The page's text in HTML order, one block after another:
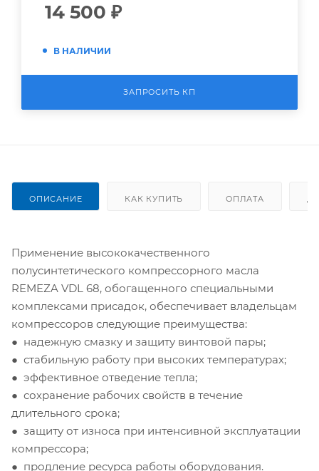
14 500 ₽
В НАЛИЧИИ
ЗАПРОСИТЬ КП
ОПИСАНИЕ КАК КУПИТЬ ОПЛАТА
Применение высококачественного
полусинтетического компрессорного масла
REMEZA VDL 68, обогащенного специальными
комплексами присадок, обеспечивает владельцам
компрессоров следующие преимущества:
● надежную смазку и защиту винтовой пары;
● стабильную работу при высоких температурах;
● эффективное отведение тепла;
● сохранение рабочих свойств в течение
длительного срока;
● защиту от износа при интенсивной эксплуатации
компрессора;
● продление ресурса работы оборудования.